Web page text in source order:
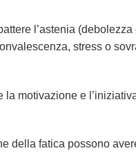
l’astenia
stress o
la motivazione e
della fatica possono